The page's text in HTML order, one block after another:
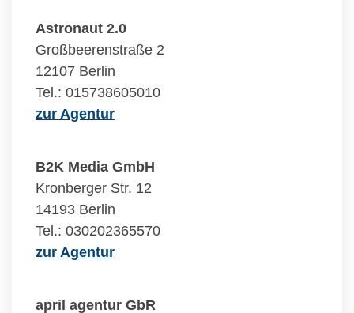
Astronaut 2.0
Großbeerenstraße 2
12107 Berlin
Tel.: 015738605010
zur Agentur
B2K Media GmbH
Kronberger Str. 12
14193 Berlin
Tel.: 030202365570
zur Agentur
april agentur GbR